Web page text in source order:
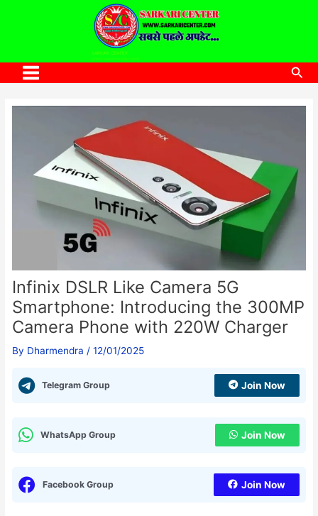
SARKARI CENTER
www.sarkaricenter.com
Main
Menu
Infinix DSLR Like Camera 5G
Smartphone: Introducing the 300MP
Camera Phone with 220W Charger
By Dharmendra /12/01/2025
Telegram Group Join Now
WhatsApp Group Join Now
Facebook Group Join Now